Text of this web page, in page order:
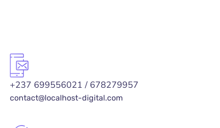
+237 699556021 / 678279957
contact@localhost-digital.com